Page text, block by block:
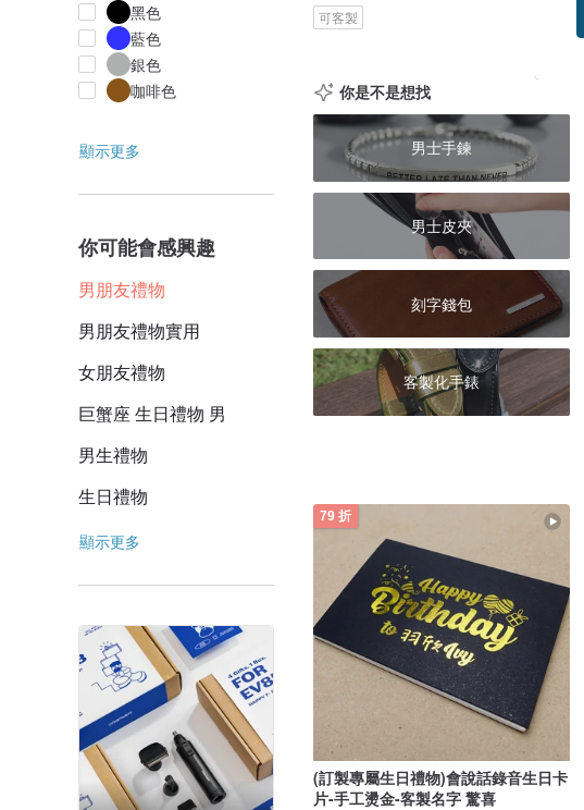
黑色
藍色
銀色
咖啡色
顯示更多
你可能會感興趣
男朋友禮物
男朋友禮物實用
女朋友禮物
巨蟹座 生日禮物 男
男生禮物
生日禮物
顯示更多
可客製
你是不是想找
男士手鍊
男士皮夾
刻字錢包
客製化手錶
79 折
(訂製專屬生日禮物)會說話錄音生日卡
片-手工燙金-客製名字 驚喜